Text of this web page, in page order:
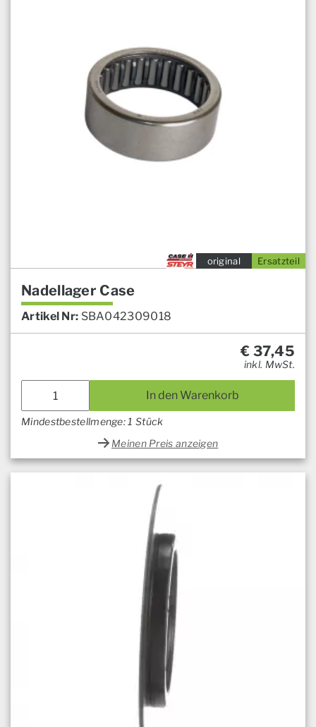
Ersatzteil
original
Nadellager Case
Artikel Nr: SBA042309018
€ 37,45
inkl. MwSt.
In den Warenkorb
Mindestbestellmenge: 1 Stück
Meinen Preis anzeigen